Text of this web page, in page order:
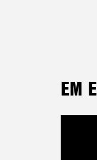
EM